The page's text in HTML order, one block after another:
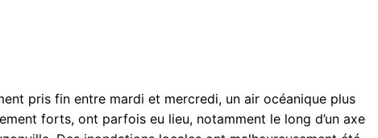
pris fin entre mardi et mercredi, un air océanique plus
forts, ont parfois eu lieu, notamment le long d’un axe